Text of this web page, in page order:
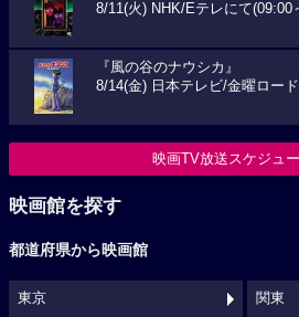
8/11(火) NHK/Eテレにて(09:00
『風の谷のナウシカ』
8/14(金) 日本テレビ/金曜ロー
映画TV放送スケジュ
映画館を探す
都道府県から映画館
東京 関東